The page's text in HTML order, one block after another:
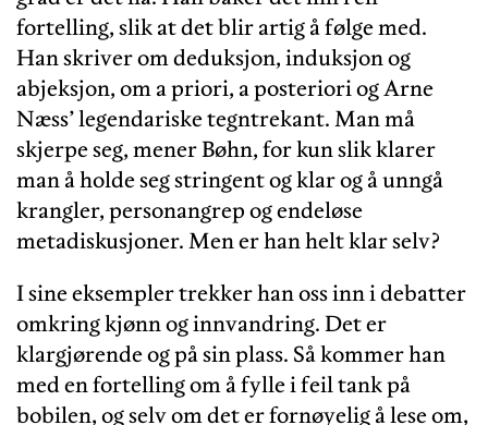
fortelling, slik at det blir artig å følge med.
Han skriver om deduksjon, induksjon og
abjeksjon, om a priori, a posteriori og Arne
Næss’ legendariske tegntrekant. Man må
skjerpe seg, mener Bøhn, for kun slik klarer
man å holde seg stringent og klar og å unngå
krangler, personangrep og endeløse
metadiskusjoner. Men er han helt klar selv?
I sine eksempler trekker han oss inn i debatter
omkring kjønn og innvandring. Det er
klargjørende og på sin plass. Så kommer han
med en fortelling om å fylle i feil tank på
bobilen, og selv om det er fornøyelig å lese om,